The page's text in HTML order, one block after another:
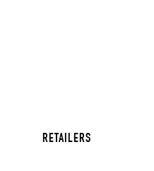
RETAILERS